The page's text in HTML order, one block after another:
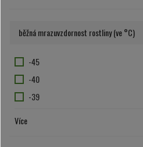
zelené plody
žluté plody
žluto-zelené plody
běžná mrazuvzdornost rostliny (ve °C)
-45
-40
-39
Více